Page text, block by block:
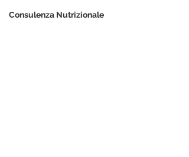
Consulenza Nutrizionale